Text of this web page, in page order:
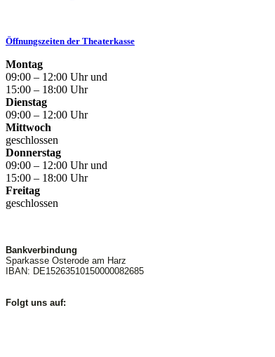
Öffnungszeiten der Theaterkasse
Montag
09:00 – 12:00 Uhr und
15:00 – 18:00 Uhr
Dienstag
09:00 – 12:00 Uhr
Mittwoch
geschlossen
Donnerstag
09:00 – 12:00 Uhr und
15:00 – 18:00 Uhr
Freitag
geschlossen
Bankverbindung
Sparkasse Osterode am Harz
IBAN: DE15263510150000082685
Folgt uns auf: